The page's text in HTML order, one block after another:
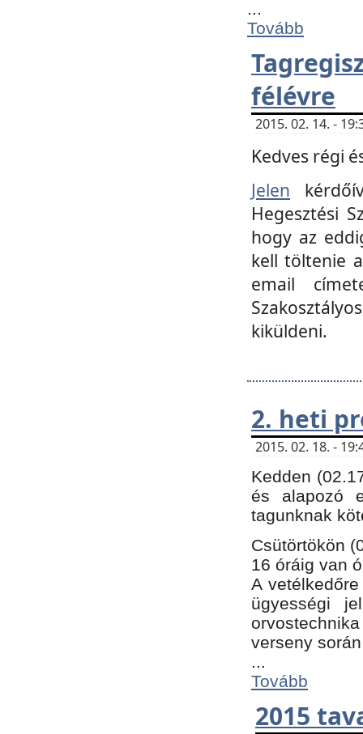
...
Tovább
félévre
2015. 02. 14. -
Kedves régi
Jelen
Hegesztési
hogy az
kell töltenie
email
kiküldeni.
2. heti
2015. 02. 18. -
Kedden
és alapozó
tagunknak
Csütörtökön
16 óráig van
A
ügyességi
verseny
...
Tovább
2015